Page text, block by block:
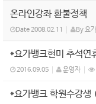
온라인강좌 환불정책
Date2008.02.11 By요
*요가뱅크현미 추석연
2016.09.05 운영자
*요가뱅크 학원수강